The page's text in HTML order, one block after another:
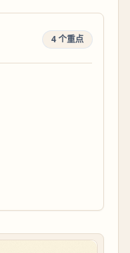
4 个重点